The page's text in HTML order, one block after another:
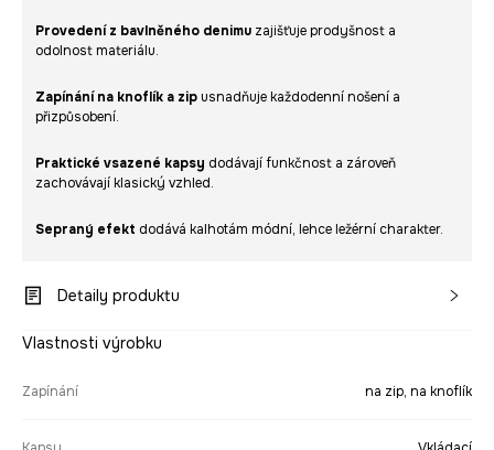
Provedení z bavlněného denimu zajišťuje prodyšnost a
odolnost materiálu.
Zapínání na knoflík a zip usnadňuje každodenní nošení a
přizpůsobení.
Praktické vsazené kapsy dodávají funkčnost a zároveň
zachovávají klasický vzhled.
Sepraný efekt dodává kalhotám módní, lehce ležérní charakter.
Detaily produktu
Vlastnosti výrobku
Zapínání na zip, na knoflík